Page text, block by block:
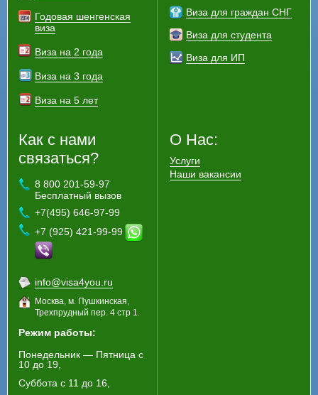
Годовая шенгенская
виза
Виза на 2 года
Виза на 3 года
Виза на 5 лет
Виза для граждан СНГ
Виза для студента
Виза для ИП
Как с нами
связаться?
8 800 201-59-97
Бесплатный вызов
+7(495) 646-97-99
+7 (925) 421-99-99
info@visa4you.ru
Москва, м. Пушкинская,
Трехпрудный пер. 4 стр 1.
Режим работы:
Понедельник — Пятница с
10 до 19,
Суббота с 11 до 16,
О Нас:
Услуги
Наши вакансии